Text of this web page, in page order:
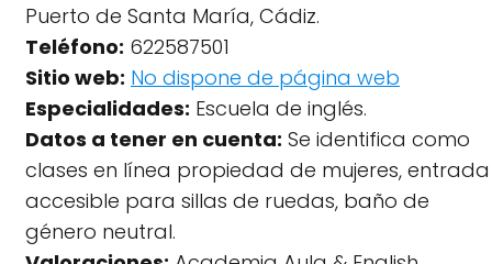
Puerto de Santa María, Cádiz.
Teléfono: 622587501
Sitio web: No dispone de página web
Especialidades: Escuela de inglés.
Datos a tener en cuenta: Se identifica como
clases en línea propiedad de mujeres, entrada
accesible para sillas de ruedas, baño de
género neutral.